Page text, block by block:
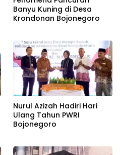
Banyu Kuning di Desa
Krondonan Bojonegoro
Nurul Azizah Hadiri Hari
Ulang Tahun PWRI
Bojonegoro